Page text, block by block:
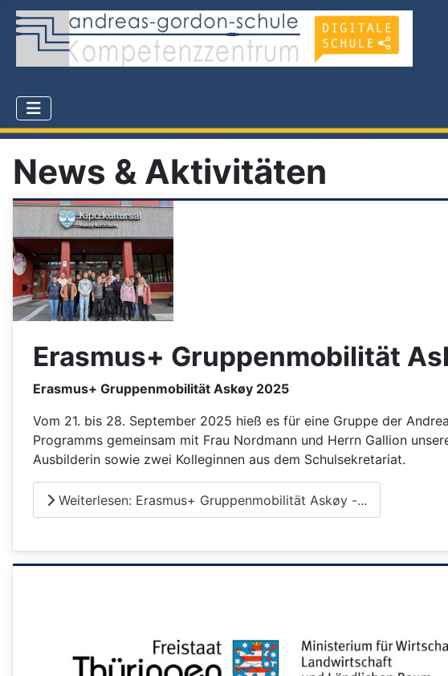
News & Aktivitäten
Erasmus+ Gruppenmobilität
Erasmus+ Gruppenmobilität Askøy 2025
Vom 21. bis 28. September 2025 hieß es für eine Gruppe der
Programms gemeinsam mit Frau Nordmann und Herrn Gallion
Ausbilderin sowie zwei Kolleginnen aus dem Schulsekretariat.
Weiterlesen: Erasmus+ Gruppenmobilität Askøy -...